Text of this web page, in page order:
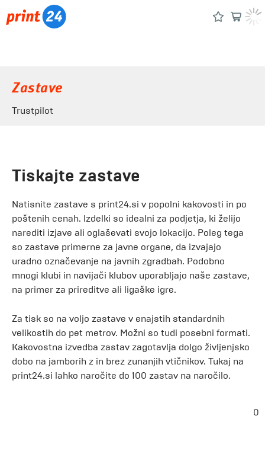
Zastave
Trustpilot
Tiskajte zastave
Natisnite zastave s print24.si v popolni kakovosti in po
poštenih cenah. Izdelki so idealni za podjetja, ki želijo
narediti izjave ali oglaševati svojo lokacijo. Poleg tega
so zastave primerne za javne organe, da izvajajo
uradno označevanje na javnih zgradbah. Podobno
mnogi klubi in navijači klubov uporabljajo naše zastave,
na primer za prireditve ali ligaške igre.
Za tisk so na voljo zastave v enajstih standardnih
velikostih do pet metrov. Možni so tudi posebni formati.
Kakovostna izvedba zastav zagotavlja dolgo življenjsko
dobo na jamborih z in brez zunanjih vtičnikov. Tukaj na
print24.si lahko naročite do 100 zastav na naročilo.
0